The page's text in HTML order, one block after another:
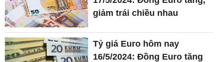
giảm trái chiều nhau
Tỷ giá Euro hôm nay
16/5/2024: Đồng Euro tăng